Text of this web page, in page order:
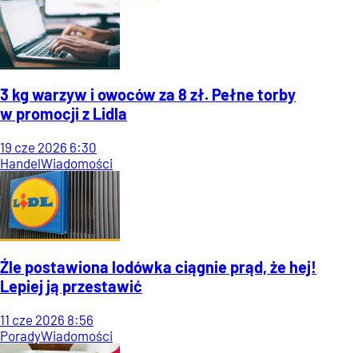
3 kg warzyw i owoców za 8 zł. Pełne torby
w promocji z Lidla
19 cze 2026 6:30
HandelWiadomości
Źle postawiona lodówka ciągnie prąd, że hej!
Lepiej ją przestawić
11 cze 2026 8:56
PoradyWiadomości